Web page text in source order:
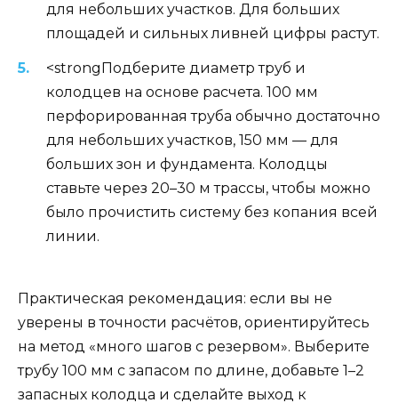
для небольших участков. Для больших
площадей и сильных ливней цифры растут.
<strongПодберите диаметр труб и
колодцев на основе расчета. 100 мм
перфорированная труба обычно достаточно
для небольших участков, 150 мм — для
больших зон и фундамента. Колодцы
ставьте через 20–30 м трассы, чтобы можно
было прочистить систему без копания всей
линии.
Практическая рекомендация: если вы не
уверены в точности расчётов, ориентируйтесь
на метод «много шагов с резервом». Выберите
трубу 100 мм с запасом по длине, добавьте 1–2
запасных колодца и сделайте выход к